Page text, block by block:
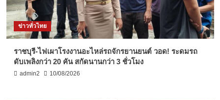
ข่าวทั่วไทย
ราชบุรี-ไฟเผาโรงงานอะไหล่รถจักรยานยนต์ วอด! ระดมรถ
ดับเพลิงกว่า 20 คัน สกัดนานกว่า 3 ชั่วโมง
admin2 10/08/2026